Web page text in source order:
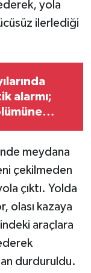
yola
ilerlediği
alarmı;
meydana
çekilmeden
çıktı. Yolda
olası kazaya
araçlara
durduruldu.